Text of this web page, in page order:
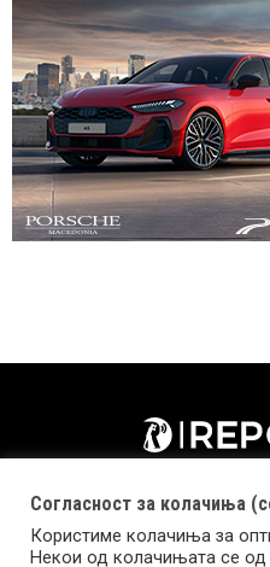
Согласност за колачиња
Користиме колачиња за
Некои од колачињата се